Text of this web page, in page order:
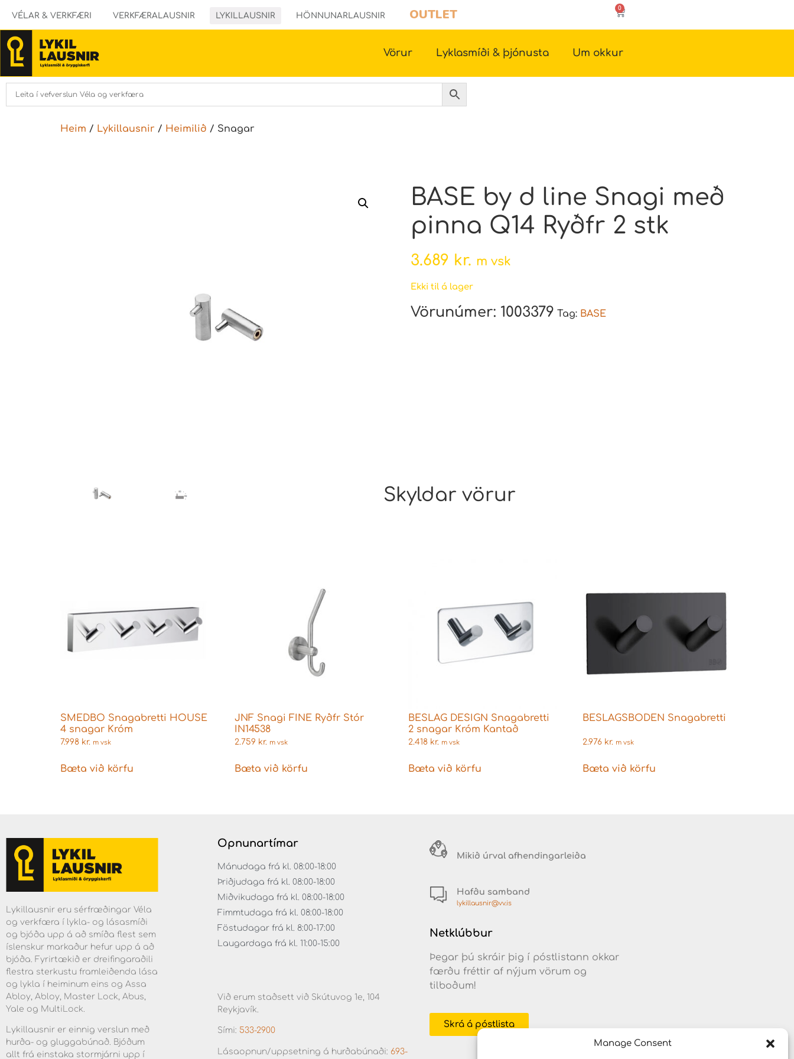
Manage Consent
VÉLAR & VERKFÆRI VERKFÆRALAUSNIR LYKILLAUSNIR HÖNNUNARLAUSNIR OUTLET 0
Vörur Lyklasmíði & þjónusta Um okkur
Heim / Lykillausnir / Heimilið / Snagar
BASE by d line Snagi með
pinna Q14 Ryðfr 2 stk
3.689 kr. m vsk
Ekki til á lager
Vörunúmer: 1003379 Tag: BASE
Skyldar vörur
SMEDBO Snagabretti HOUSE
4 snagar Króm
7.998 kr. m vsk
Bæta við körfu
JNF Snagi FINE Ryðfr Stór
IN14538
2.759 kr. m vsk
Bæta við körfu
BESLAG DESIGN Snagabretti
2 snagar Króm Kantað
2.418 kr. m vsk
Bæta við körfu
BESLAGSBODEN Snagabretti
2.976 kr. m vsk
Bæta við körfu
Lykillausnir eru sérfræðingar Véla
og verkfæra í lykla- og lásasmíði
og bjóða upp á að smíða flest sem
íslenskur markaður hefur upp á að
bjóða. Fyrirtækið er dreifingaraðili
flestra sterkustu framleiðenda lása
og lykla í heiminum eins og Assa
Abloy, Abloy, Master Lock, Abus,
Yale og MultiLock.
Lykillausnir er einnig verslun með
hurða- og gluggabúnað. Bjóðum
allt frá einstaka stormjárni upp í
Opnunartímar
Mánudaga frá kl. 08:00-18:00
Þriðjudaga frá kl. 08:00-18:00
Miðvikudaga frá kl. 08:00-18:00
Fimmtudaga frá kl. 08:00-18:00
Föstudagar frá kl. 8:00-17:00
Laugardaga frá kl. 11:00-15:00
Við erum staðsett við Skútuvog 1e, 104
Reykjavík.
Sími: 533-2900
Lásaopnun/uppsetning á hurðabúnaði: 693-
Mikið úrval afhendingarleiða
Hafðu samband
lykillausnir@vv.is
Netklúbbur
Þegar þú skráir þig í póstlistann okkar
færðu fréttir af nýjum vörum og
tilboðum!
Skrá á póstlista